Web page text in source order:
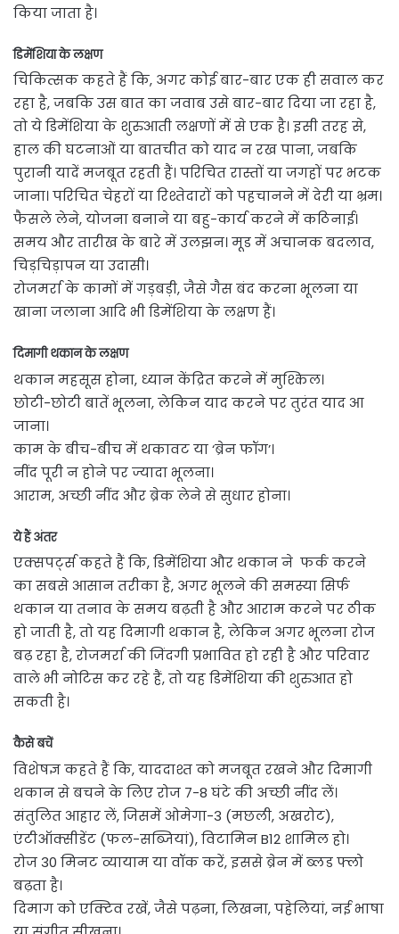
किया जाता है।
डिमेंशिया के लक्षण
चिकित्सक कहते हैं कि, अगर कोई बार-बार एक ही सवाल कर
रहा है, जबकि उस बात का जवाब उसे बार-बार दिया जा रहा है,
तो ये डिमेंशिया के शुरुआती लक्षणों में से एक है। इसी तरह से,
हाल की घटनाओं या बातचीत को याद न रख पाना, जबकि
पुरानी यादें मजबूत रहती हैं। परिचित रास्तों या जगहों पर भटक
जाना। परिचित चेहरों या रिश्तेदारों को पहचानने में देरी या भ्रम।
फैसले लेने, योजना बनाने या बहु-कार्य करने में कठिनाई।
समय और तारीख के बारे में उलझन। मूड में अचानक बदलाव,
चिड़चिड़ापन या उदासी।
रोजमर्रा के कामों में गड़बड़ी, जैसे गैस बंद करना भूलना या
खाना जलाना आदि भी डिमेंशिया के लक्षण हैं।
दिमागी थकान के लक्षण
थकान महसूस होना, ध्यान केंद्रित करने में मुश्किल।
छोटी-छोटी बातें भूलना, लेकिन याद करने पर तुरंत याद आ
जाना।
काम के बीच-बीच में थकावट या ‘ब्रेन फॉग’।
नींद पूरी न होने पर ज्यादा भूलना।
आराम, अच्छी नींद और ब्रेक लेने से सुधार होना।
ये हैं अंतर
एक्सपर्ट्स कहते हैं कि, डिमेंशिया और थकान ने फर्क करने
का सबसे आसान तरीका है, अगर भूलने की समस्या सिर्फ
थकान या तनाव के समय बढ़ती है और आराम करने पर ठीक
हो जाती है, तो यह दिमागी थकान है, लेकिन अगर भूलना रोज
बढ़ रहा है, रोजमर्रा की जिंदगी प्रभावित हो रही है और परिवार
वाले भी नोटिस कर रहे हैं, तो यह डिमेंशिया की शुरुआत हो
सकती है।
कैसे बचें
विशेषज्ञ कहते हैं कि, याददाश्त को मजबूत रखने और दिमागी
थकान से बचने के लिए रोज 7-8 घंटे की अच्छी नींद लें।
संतुलित आहार लें, जिसमें ओमेगा-3 (मछली, अखरोट),
एंटीऑक्सीडेंट (फल-सब्जियां), विटामिन B12 शामिल हो।
रोज 30 मिनट व्यायाम या वॉक करें, इससे ब्रेन में ब्लड फ्लो
बढ़ता है।
दिमाग को एक्टिव रखें, जैसे पढ़ना, लिखना, पहेलियां, नई भाषा